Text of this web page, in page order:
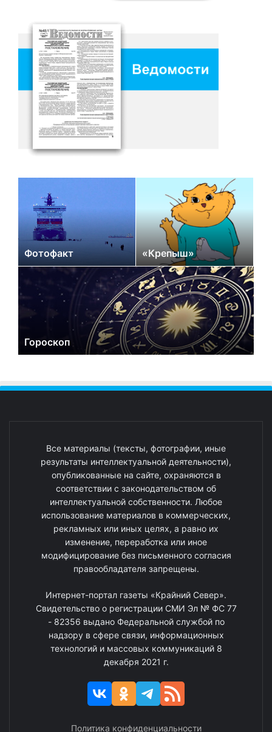
Фотофакт «Крепыш»
Гороскоп
Все материалы (тексты, фотографии, иные
результаты интеллектуальной деятельности),
опубликованные на сайте, охраняются в
соответствии с законодательством об
интеллектуальной собственности. Любое
использование материалов в коммерческих,
рекламных или иных целях, а равно их
изменение, переработка или иное
модифицирование без письменного согласия
правообладателя запрещены.
Интернет-портал газеты «Крайний Север».
Свидетельство о регистрации СМИ Эл № ФС 77
- 82356 выдано Федеральной службой по
надзору в сфере связи, информационных
технологий и массовых коммуникаций 8
декабря 2021 г.
Политика конфиденциальности